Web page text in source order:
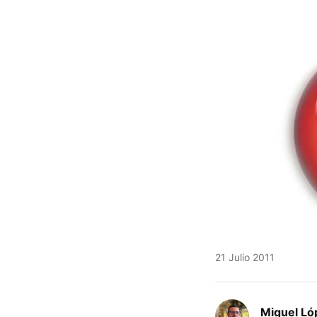
21 Julio 2011
Miguel